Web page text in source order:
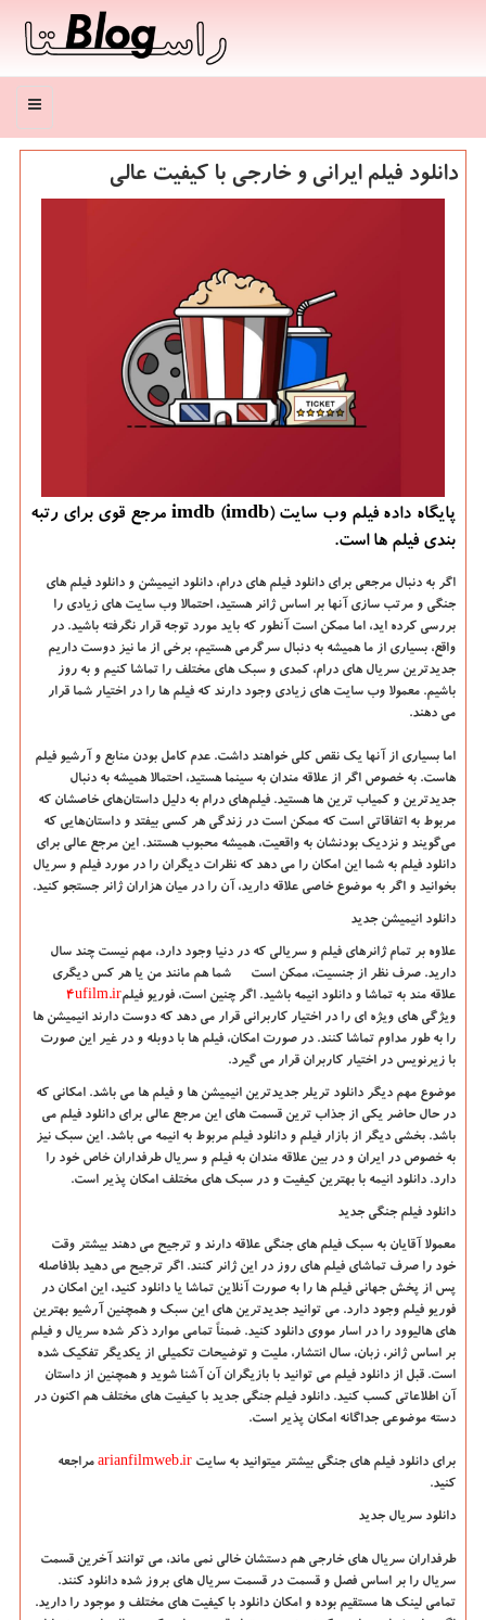
منو
دانلود فیلم ایرانی و خارجی با کیفیت عالی
پایگاه داده فیلم وب سایت imdb (imdb) مرجع قوی برای رتبه
بندی فیلم ها است.
اگر به دنبال مرجعی برای دانلود فیلم های درام، دانلود انیمیشن و دانلود فیلم های
جنگی و مرتب سازی آنها بر اساس ژانر هستید، احتمالا وب سایت های زیادی را
بررسی کرده اید، اما ممکن است آنطور که باید مورد توجه قرار نگرفته باشید. در
واقع، بسیاری از ما همیشه به دنبال سرگرمی هستیم، برخی از ما نیز دوست داریم
جدیدترین سریال های درام، کمدی و سبک های مختلف را تماشا کنیم و به روز
باشیم. معمولا وب سایت های زیادی وجود دارند که فیلم ها را در اختیار شما قرار
می دهند.
اما بسیاری از آنها یک نقص کلی خواهند داشت. عدم کامل بودن منابع و آرشیو فیلم
هاست. به خصوص اگر از علاقه مندان به سینما هستید، احتمالا همیشه به دنبال
جدیدترین و کمیاب ترین ها هستید. فیلم‌های درام به دلیل داستان‌های خاصشان که
مربوط به اتفاقاتی است که ممکن است در زندگی هر کسی بیفتد و داستان‌هایی که
می‌گویند و نزدیک بودنشان به واقعیت، همیشه محبوب هستند. این مرجع عالی برای
دانلود فیلم به شما این امکان را می دهد که نظرات دیگران را در مورد فیلم و سریال
بخوانید و اگر به موضوع خاصی علاقه دارید، آن را در میان هزاران ژانر جستجو کنید.
دانلود انیمیشن جدید
علاوه بر تمام ژانرهای فیلم و سریالی که در دنیا وجود دارد، مهم نیست چند سال
دارید. صرف نظر از جنسیت، ممکن است
شما هم مانند من یا هر کس دیگری
علاقه مند به تماشا و دانلود انیمه باشید. اگر چنین است، فوریو فیلم4ufilm.ir
ویژگی های ویژه ای را در اختیار کاربرانی قرار می دهد که دوست دارند انیمیشن ها
را به طور مداوم تماشا کنند. در صورت امکان، فیلم ها با دوبله و در غیر این صورت
با زیرنویس در اختیار کاربران قرار می گیرد.
موضوع مهم دیگر دانلود تریلر جدیدترین انیمیشن ها و فیلم ها می باشد. امکانی که
در حال حاضر یکی از جذاب ترین قسمت های این مرجع عالی برای دانلود فیلم می
باشد. بخشی دیگر از بازار فیلم و دانلود فیلم مربوط به انیمه می باشد. این سبک نیز
به خصوص در ایران و در بین علاقه مندان به فیلم و سریال طرفداران خاص خود را
دارد. دانلود انیمه با بهترین کیفیت و در سبک های مختلف امکان پذیر است.
دانلود فیلم جنگی جدید
معمولا آقایان به سبک فیلم های جنگی علاقه دارند و ترجیح می دهند بیشتر وقت
خود را صرف تماشای فیلم های روز در این ژانر کنند. اگر ترجیح می دهید بلافاصله
پس از پخش جهانی فیلم ها را به صورت آنلاین تماشا یا دانلود کنید، این امکان در
فوریو فیلم وجود دارد. می توانید جدیدترین های این سبک و همچنین آرشیو بهترین
های هالیوود را در اسار مووی دانلود کنید. ضمناً تمامی موارد ذکر شده سریال و فیلم
بر اساس ژانر، زبان، سال انتشار، ملیت و توضیحات تکمیلی از یکدیگر تفکیک شده
است. قبل از دانلود فیلم می توانید با بازیگران آن آشنا شوید و همچنین از داستان
آن اطلاعاتی کسب کنید. دانلود فیلم جنگی جدید با کیفیت های مختلف هم اکنون در
دسته موضوعی جداگانه امکان پذیر است.
برای دانلود فیلم های جنگی بیشتر میتوانید به سایت arianfilmweb.ir مراجعه
کنید.
دانلود سریال جدید
طرفداران سریال های خارجی هم دستشان خالی نمی ماند، می توانند آخرین قسمت
سریال را بر اساس فصل و قسمت در قسمت سریال های بروز شده دانلود کنند.
تمامی لینک ها مستقیم بوده و امکان دانلود با کیفیت های مختلف و موجود را دارید.